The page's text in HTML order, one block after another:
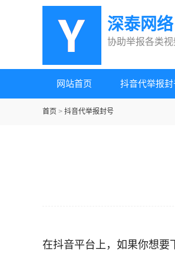
深泰网络
协助举报各类视
网站首页 抖音代举报封
首页 > 抖音代举报封号
在抖音平台上，如果你想要